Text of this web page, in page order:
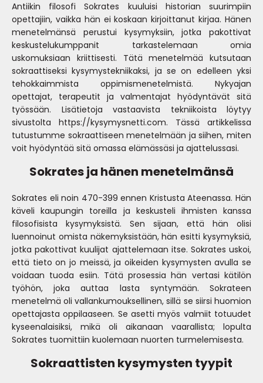
Antiikin filosofi Sokrates kuuluisi historian suurimpiin
opettajiin, vaikka hän ei koskaan kirjoittanut kirjaa. Hänen
menetelmänsä perustui kysymyksiin, jotka pakottivat
keskustelukumppanit tarkastelemaan omia
uskomuksiaan kriittisesti. Tätä menetelmää kutsutaan
sokraattiseksi kysymystekniikaksi, ja se on edelleen yksi
tehokkaimmista oppimismenetelmistä. Nykyajan
opettajat, terapeutit ja valmentajat hyödyntävät sitä
työssään. Lisätietoja vastaavista tekniikoista löytyy
sivustolta https://kysymysnetti.com. Tässä artikkelissa
tutustumme sokraattiseen menetelmään ja siihen, miten
voit hyödyntää sitä omassa elämässäsi ja ajattelussasi.
Sokrates ja hänen menetelmänsä
Sokrates eli noin 470-399 ennen Kristusta Ateenassa. Hän
käveli kaupungin toreilla ja keskusteli ihmisten kanssa
filosofisista kysymyksistä. Sen sijaan, että hän olisi
luennoinut omista näkemyksistään, hän esitti kysymyksiä,
jotka pakottivat kuulijat ajattelemaan itse. Sokrates uskoi,
että tieto on jo meissä, ja oikeiden kysymysten avulla se
voidaan tuoda esiin. Tätä prosessia hän vertasi kätilön
työhön, joka auttaa lasta syntymään. Sokrateen
menetelmä oli vallankumouksellinen, sillä se siirsi huomion
opettajasta oppilaaseen. Se asetti myös valmiit totuudet
kyseenalaisiksi, mikä oli aikanaan vaarallista; lopulta
Sokrates tuomittiin kuolemaan nuorten turmelemisesta.
Sokraattisten kysymysten tyypit